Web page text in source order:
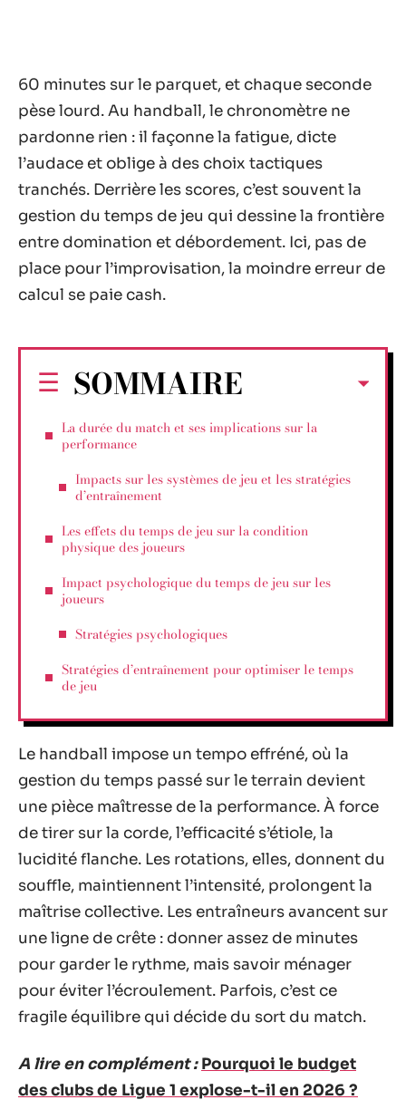
60 minutes sur le parquet, et chaque seconde
pèse lourd. Au handball, le chronomètre ne
pardonne rien : il façonne la fatigue, dicte
l’audace et oblige à des choix tactiques
tranchés. Derrière les scores, c’est souvent la
gestion du temps de jeu qui dessine la frontière
entre domination et débordement. Ici, pas de
place pour l’improvisation, la moindre erreur de
calcul se paie cash.
SOMMAIRE
La durée du match et ses implications sur la
performance
Impacts sur les systèmes de jeu et les stratégies
d’entraînement
Les effets du temps de jeu sur la condition
physique des joueurs
Impact psychologique du temps de jeu sur les
joueurs
Stratégies psychologiques
Stratégies d’entraînement pour optimiser le temps
de jeu
Le handball impose un tempo effréné, où la
gestion du temps passé sur le terrain devient
une pièce maîtresse de la performance. À force
de tirer sur la corde, l’efficacité s’étiole, la
lucidité flanche. Les rotations, elles, donnent du
souffle, maintiennent l’intensité, prolongent la
maîtrise collective. Les entraîneurs avancent sur
une ligne de crête : donner assez de minutes
pour garder le rythme, mais savoir ménager
pour éviter l’écroulement. Parfois, c’est ce
fragile équilibre qui décide du sort du match.
A lire en complément : Pourquoi le budget
des clubs de Ligue 1 explose-t-il en 2026 ?